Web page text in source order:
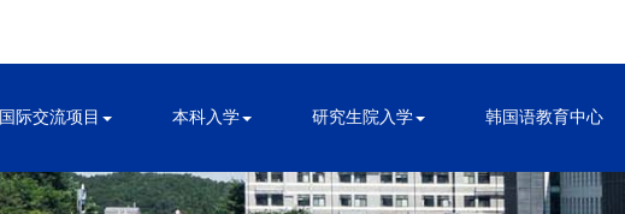
国际交流项目 本科入学 研究生院入学 韩国语教育中心